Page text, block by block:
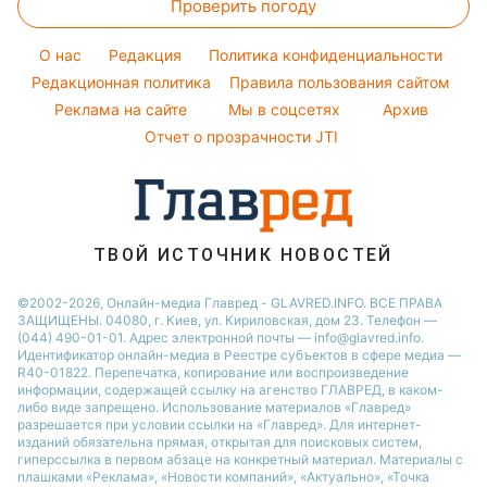
Новости Полтавы
Новости Сум
Новости Черкассы
Новости Ровно
Виталий Козловский
Потап
София Ротару
Ольга Сумская
Окрашивание волос
Красивый маникюр
Народные приметы
Все о шоу-бизнесе
Простые блюда
Легкие десерты
Напитки
Праздничное меню
Проверить погоду
O нас Редакция
Политика конфиденциальности
Редакционная политика
Правила пользования сайтом
Реклама на сайте
Мы в соцсетях
Архив
Отчет о прозрачности JTI
ТВОЙ ИСТОЧНИК НОВОСТЕЙ
©2002-2026, Онлайн-медиа Главред - GLAVRED.INFO. ВСЕ ПРАВА
ЗАЩИЩЕНЫ. 04080, г. Киев, ул. Кириловская, дом 23. Телефон —
(044) 490-01-01. Адрес электронной почты — info@glavred.info.
Идентификатор онлайн-медиа в Реестре cубъектов в сфере медиа —
R40-01822. Перепечатка, копирование или воспроизведение
информации, содержащей ссылку на агенство ГЛАВРЕД, в каком-
либо виде запрещено. Использование материалов «Главред»
разрешается при условии ссылки на «Главред». Для интернет-
изданий обязательна прямая, открытая для поисковых систем,
гиперссылка в первом абзаце на конкретный материал. Материалы с
плашками «Реклама», «Новости компаний», «Актуально», «Точка